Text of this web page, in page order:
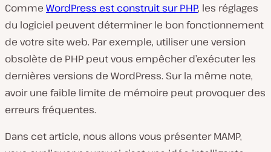
Comme WordPress est construit sur PHP, les réglages
du logiciel peuvent déterminer le bon fonctionnement
de votre site web. Par exemple, utiliser une version
obsolète de PHP peut vous empêcher d’exécuter les
dernières versions de WordPress. Sur la même note,
avoir une faible limite de mémoire peut provoquer des
erreurs fréquentes.
Dans cet article, nous allons vous présenter MAMP,